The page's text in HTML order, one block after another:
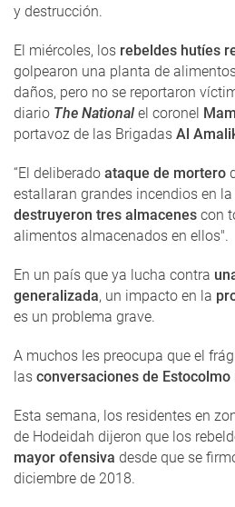
y destrucción.
El miércoles, los rebeldes hutíes
golpearon una planta de
daños, pero no se reportaron
diario The National el coronel
portavoz de las Brigadas Al
“El deliberado ataque de mortero
estallaran grandes incendios en
destruyeron tres almacenes con
alimentos almacenados en ellos".
En un país que ya lucha contra
generalizada, un impacto en la
es un problema grave.
A muchos les preocupa que el
las conversaciones de Estocolmo
Esta semana, los residentes en
de Hodeidah dijeron que los
mayor ofensiva desde que se
diciembre de 2018.